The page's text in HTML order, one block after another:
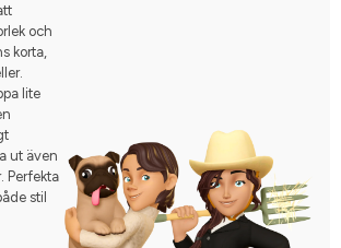
och
korta,
lite
ut även
Perfekta
stil